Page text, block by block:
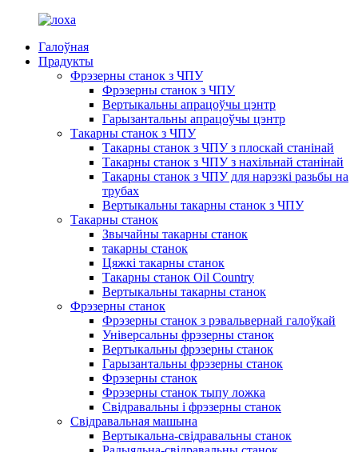
Галоўная
Прадукты
Фрэзерны станок з ЧПУ
Фрэзерны станок з ЧПУ
Вертыкальны апрацоўчы цэнтр
Гарызантальны апрацоўчы цэнтр
Такарны станок з ЧПУ
Такарны станок з ЧПУ з плоскай станінай
Такарны станок з ЧПУ з нахільнай станінай
Такарны станок з ЧПУ для нарэзкі разьбы на
трубах
Вертыкальны такарны станок з ЧПУ
Такарны станок
Звычайны такарны станок
такарны станок
Цяжкі такарны станок
Такарны станок Oil Country
Вертыкальны такарны станок
Фрэзерны станок
Фрэзерны станок з рэвальвернай галоўкай
Універсальны фрэзерны станок
Вертыкальны фрэзерны станок
Гарызантальны фрэзерны станок
Фрэзерны станок
Фрэзерны станок тыпу ложка
Свідравальны і фрэзерны станок
Свідравальная машына
Вертыкальна-свідравальны станок